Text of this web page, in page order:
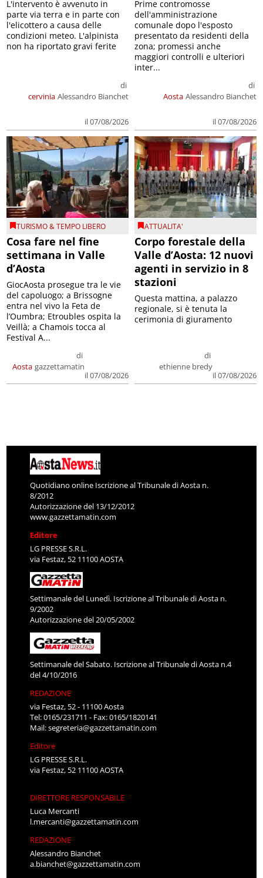
cervinia
di
Alessandro Bianchet
il 07/08/2026
L'intervento è avvenuto in
parte via terra e in parte con
l'elicottero a causa delle
condizioni meteo. L'alpinista
non ha riportato gravi ferite
Aosta
di
Alessandro Bianchet
il 07/08/2026
Prime contromosse
dell'amministrazione
comunale dopo l'esposto
presentato da residenti della
zona; promessi anche
maggiori controlli e ulteriori
inter...
TURISMO & TEMPO LIBERO
Cosa fare nel fine
settimana in Valle
d’Aosta
Aosta
di
gazzettamatin
il 07/08/2026
GiocAosta prosegue tra le vie
del capoluogo; a Brissogne
entra nel vivo la Feta de
l’Oumbra; Etroubles ospita la
Veillà; a Chamois tocca al
Festival A...
ATTUALITA'
Corpo forestale della
Valle d’Aosta: 12 nuovi
agenti in servizio in 8
stazioni
di
ethienne bredy
il 07/08/2026
Questa mattina, a palazzo
regionale, si è tenuta la
cerimonia di giuramento
Quotidiano online Iscrizione al Tribunale di Aosta n.
8/2012
Autorizzazione del 13/12/2012
www.gazzettamatin.com
Editore
LG PRESSE S.R.L.
via Festaz, 52 11100 AOSTA
Settimanale del Lunedì. Iscrizione al Tribunale di Aosta n.
9/2002
Autorizzazione del 20/05/2002
Settimanale del Sabato. Iscrizione al Tribunale di Aosta n.4
del 4/10/2016
REDAZIONE
via Festaz, 52 - 11100 Aosta
Tel: 0165/231711 - Fax: 0165/1820141
Mail:segreteria@gazzettamatin.com
Editore
LG PRESSE S.R.L.
via Festaz, 52 11100 AOSTA
DIRETTORE RESPONSABILE
Luca Mercanti
l.mercanti@gazzettamatin.com
REDAZIONE
Alessandro Bianchet
a.bianchet@gazzettamatin.com